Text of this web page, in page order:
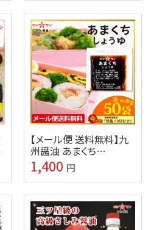
【メール便 送料無料】九
州醤油 あまくち
9ml×50袋 高級さしみ
醤油10袋付き【小袋 醤
油】
1,400 円